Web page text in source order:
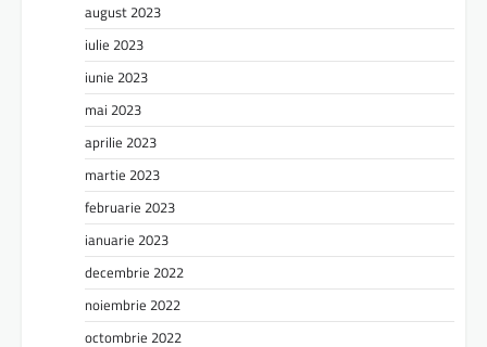
august 2023
iulie 2023
iunie 2023
mai 2023
aprilie 2023
martie 2023
februarie 2023
ianuarie 2023
decembrie 2022
noiembrie 2022
octombrie 2022